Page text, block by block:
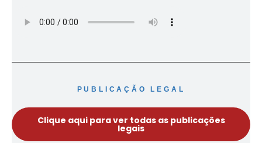
PUBLICAÇÃO LEGAL
Clique aqui para ver todas as publicações
legais